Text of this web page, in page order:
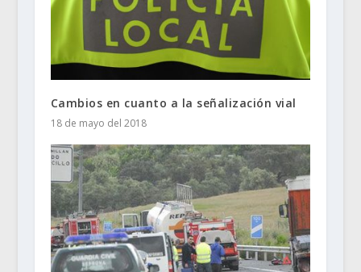
Cambios en cuanto a la señalización vial
18 de mayo del 2018